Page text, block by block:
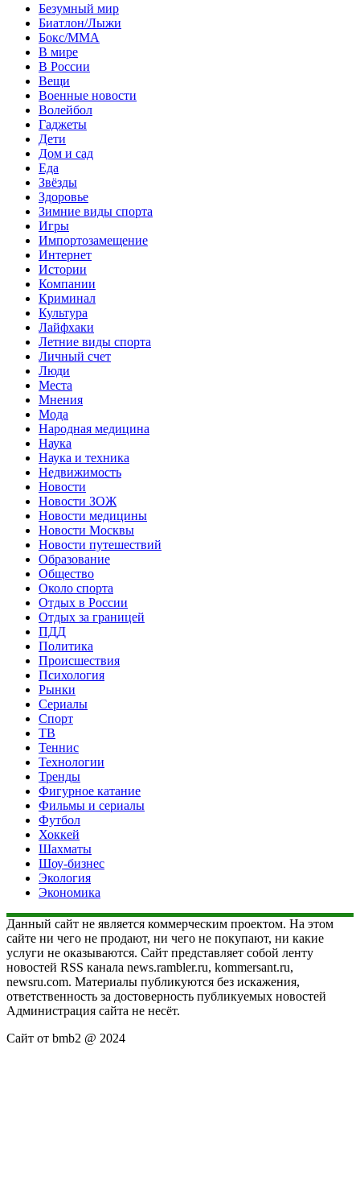
Безумный мир
Биатлон/Лыжи
Бокс/MMA
В мире
В России
Вещи
Военные новости
Волейбол
Гаджеты
Дети
Дом и сад
Еда
Звёзды
Здоровье
Зимние виды спорта
Игры
Импортозамещение
Интернет
Истории
Компании
Криминал
Культура
Лайфхаки
Летние виды спорта
Личный счет
Люди
Места
Мнения
Мода
Народная медицина
Наука
Наука и техника
Недвижимость
Новости
Новости ЗОЖ
Новости медицины
Новости Москвы
Новости путешествий
Образование
Общество
Около спорта
Отдых в России
Отдых за границей
ПДД
Политика
Происшествия
Психология
Рынки
Сериалы
Спорт
ТВ
Теннис
Технологии
Тренды
Фигурное катание
Фильмы и сериалы
Футбол
Хоккей
Шахматы
Шоу-бизнес
Экология
Экономика
Данный сайт не является коммерческим проектом. На этом
сайте ни чего не продают, ни чего не покупают, ни какие
услуги не оказываются. Сайт представляет собой ленту
новостей RSS канала news.rambler.ru, kommersant.ru,
newsru.com. Материалы публикуются без искажения,
ответственность за достоверность публикуемых новостей
Администрация сайта не несёт.
Сайт от bmb2 @ 2024